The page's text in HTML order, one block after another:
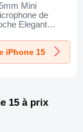
Mini
de
Elegant
K08 pour
iPhone 15
iPhone 15
15 à prix